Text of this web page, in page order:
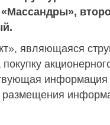
являющаяся
информация